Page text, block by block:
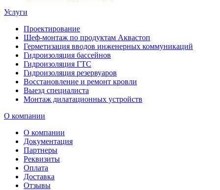
Услуги
Проектирование
Шеф-монтаж по продуктам Аквастоп
Герметизация вводов инженерных коммуникаций
Гидроизоляция бассейнов
Гидроизоляция ГТС
Гидроизоляция резервуаров
Восстановление и ремонт кровли
Выезд специалиста
Монтаж дилатационных устройств
О компании
О компании
Документация
Партнеры
Реквизиты
Оплата
Доставка
Отзывы